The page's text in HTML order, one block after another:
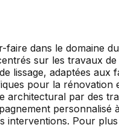
dans le domaine
sur les travaux
lissage, adaptées aux
pour la rénovation
architectural par des
personnalisé
interventions. Pour